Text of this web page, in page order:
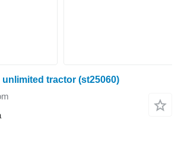
unlimited tractor (st25060)